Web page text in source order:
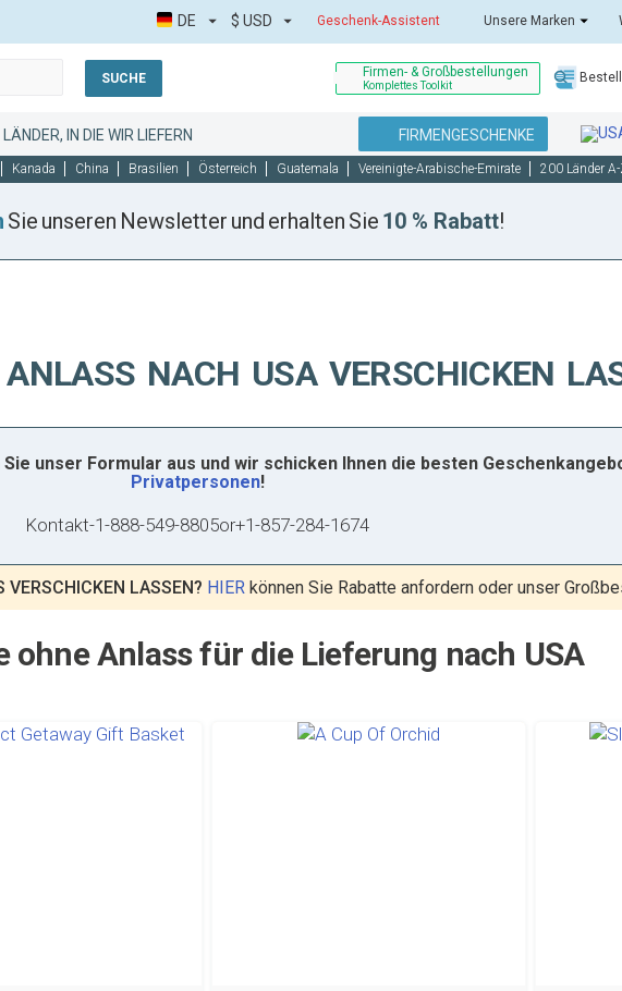
Geschenk-Assistent Unsere Marken
DE $ USD
SUCHE Firmen- & Großbestellungen
Komplettes Toolkit
LÄNDER, IN DIE WIR LIEFERN FIRMENGESCHENKE
Kanada China Brasilien Österreich Guatemala Vereinigte-Arabische-Emirate 200 Länder
Sie unseren Newsletter und erhalten Sie 10 % Rabatt!
NACH USA VERSCHICKEN
unser Formular aus und wir schicken Ihnen die besten
Privatpersonen!
Kontakt-1-888-549-8805or+1-857-284-1674
VERSCHICKEN LASSEN? HIER können Sie Rabatte anfordern oder unser
ohne Anlass für die Lieferung nach USA